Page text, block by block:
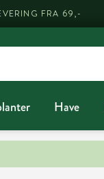
FRA 69,-
Have